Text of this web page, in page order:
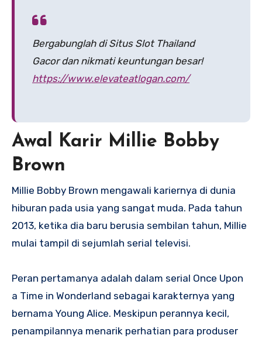
Bergabunglah di Situs Slot Thailand
Gacor dan nikmati keuntungan besar!
https://www.elevateatlogan.com/
Awal Karir Millie Bobby
Brown
Millie Bobby Brown mengawali kariernya di dunia
hiburan pada usia yang sangat muda. Pada tahun
2013, ketika dia baru berusia sembilan tahun, Millie
mulai tampil di sejumlah serial televisi.
Peran pertamanya adalah dalam serial Once Upon
a Time in Wonderland sebagai karakternya yang
bernama Young Alice. Meskipun perannya kecil,
penampilannya menarik perhatian para produser